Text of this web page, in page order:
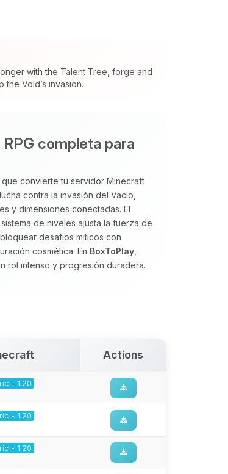
with the Talent Tree, forge and
Void’s invasion.
completa para
que convierte tu servidor Minecraft
contra la invasión del Vacío,
y dimensiones conectadas. El
de niveles ajusta la fuerza de
desafíos míticos con
cosmética. En BoxToPlay
rol intenso y progresión duradera.
Actions
- 1.20
- 1.20
- 1.20